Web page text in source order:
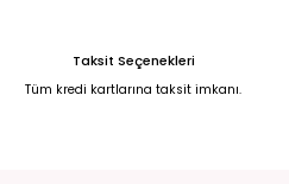
MOR YUVARLAK YAKA UZUN TRİKO KAZAK 46
Taksit Seçenekleri
Tüm kredi kartlarına taksit imkanı.